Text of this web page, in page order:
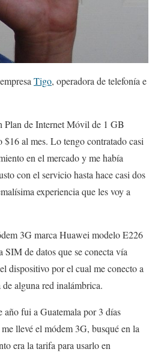
Tigo, operadora de telefonía e
Plan de Internet Móvil de 1 GB
al mes. Lo tengo contratado casi
en el mercado y me había
con el servicio hasta hace casi dos
experiencia que les voy a
3G marca Huawei modelo E226
de datos que se conecta vía
dispositivo por el cual me conecto a
alguna red inalámbrica.
año fui a Guatemala por 3 días
llevé el módem 3G, busqué en la
era la tarifa para usarlo en